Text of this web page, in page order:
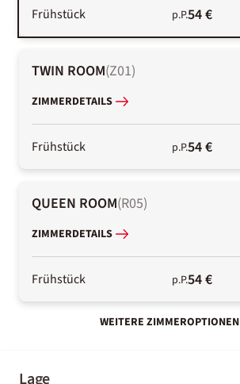
Frühstück p.P.54 €
TWIN ROOM(Z01)
ZIMMERDETAILS
Frühstück p.P.54 €
QUEEN ROOM(R05)
ZIMMERDETAILS
Frühstück p.P.54 €
WEITERE ZIMMEROPTIONEN
Lage